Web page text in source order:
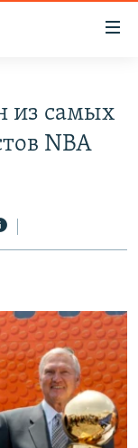
из самых
NBA